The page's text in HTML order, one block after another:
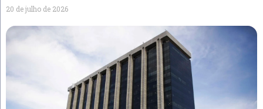
20 de julho de 2026